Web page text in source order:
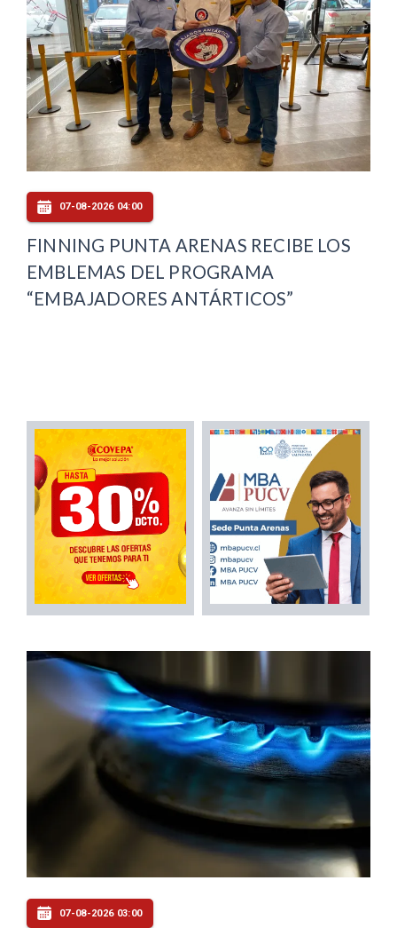
07-08-2026 04:00
FINNING PUNTA ARENAS RECIBE LOS
EMBLEMAS DEL PROGRAMA
“EMBAJADORES ANTÁRTICOS”
07-08-2026 03:00